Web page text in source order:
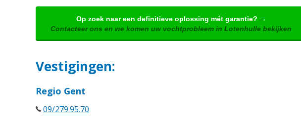
Op zoek naar een definitieve oplossing mét garantie? →
Contacteer ons en we komen uw vochtprobleem in Lotenhulle bekijken
Vestigingen:
Regio Gent
09/279.95.70